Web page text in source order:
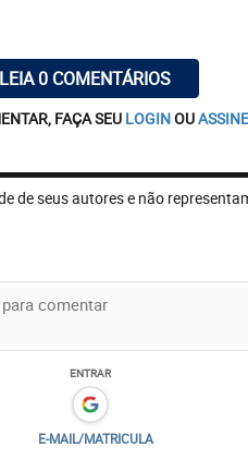
LEIA 0 COMENTÁRIOS
FAÇA SEU LOGINOUASSINE
de seus autores e não
ENTRAR
E-MAIL/MATRICULA